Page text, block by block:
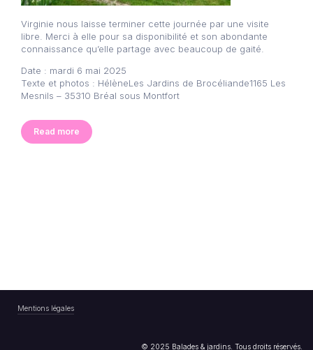
Virginie nous laisse terminer cette journée par une visite
libre. Merci à elle pour sa disponibilité et son abondante
connaissance qu’elle partage avec beaucoup de gaité.
Date : mardi 6 mai 2025
Texte et photos : HélèneLes Jardins de Brocéliande1165 Les
Mesnils – 35310 Bréal sous Montfort
Read more
Mentions légales
© 2025 Balades & jardins. Tous droits réservés.